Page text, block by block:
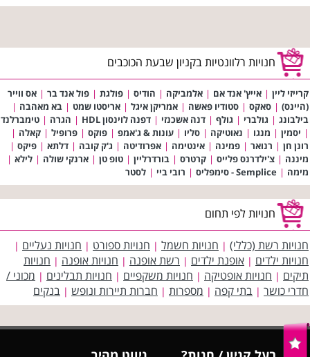
חנויות רלוונטיות בקניון שבעת הכוכבים
קרייזי ליין | אייץ' אנד אם | אלמביקה | הודיס | פולגת | פול אנד בר | אס ווייר
(היינס) | סאקס | סטודיו פאשה | אמריקן איגל | אריסטו שמט | בא מאהבה |
בילבונג | גולברי | גולף | דנה אשכנזי | דפנה לוינסון HDL | הגרה | טימברלנד
| יסמין | מנגו | נאוטיקה | סליו | עונות & ג'אמפ | פוקס | פרופיל | קאלה |
רונן חן | רנואר | פמינה | אינטימה | אפרודיטה | ג'ק קובה | דלתא | פיקס |
מיננה | צ'ילדרנס פלייס | קרטרס | בורדרליין | טופ טן | ארנקי שולה | לילא |
מימה | Semplice - סימפליס | רובי ביי | לסטר
חנויות לפי תחום
חנויות רשת (כללי) | חנויות חשמל | חנויות ספורט | חנויות נעליים |
חנויות ילדים | אופנת ילדים | רשת אופנה | חנויות אופנה | חנויות
תיקים | חנויות אופטיקה | חנויות משקפיים | חנויות תבלינים | מכוני /
חדרי כושר | בתי קפה | מספרות | חברות תיירות ונופש | בנקים